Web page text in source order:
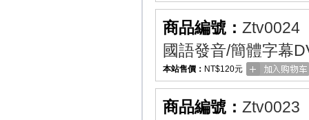
商品編號： Ztv0024
國語發音/簡體字幕
本站售價： NT$120元
商品編號： Ztv0023